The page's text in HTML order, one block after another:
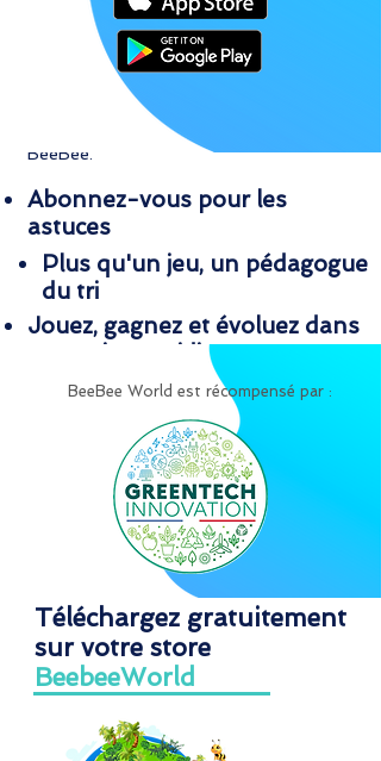
Incarnez GlouBee
Connaissez-vous GlouBee, l'abeille
héroïne du BeeBee World ?
Elle sera votre guide dans le monde des
BeeBee.
Abonnez-vous pour les
astuces
Plus qu'un jeu, un pédagogue
du tri
Jouez, gagnez et évoluez dans
votre vie quotidienne
Sauvez le BeeBee
Avec Beebee World, j'apprends à sauver le
monde. Devenons les Héros de nos
quotidien. Apprenons à nos enfants à
prendre soin de nos environnements et de
BeeBee World est récompensé par :
Téléchargez gratuitement
sur votre store
BeebeeWorld